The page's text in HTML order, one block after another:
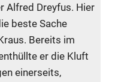
Alfred Dreyfus. Hier
beste Sache
Bereits im
er die Kluft
einerseits,